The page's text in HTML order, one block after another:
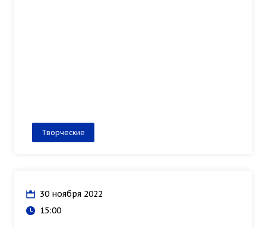
Творческие
30 ноября 2022
15:00